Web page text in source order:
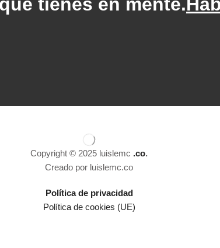
Copyright © 2025 luislemc .co.
Creado por luislemc.co
Política de privacidad
Política de cookies (UE)